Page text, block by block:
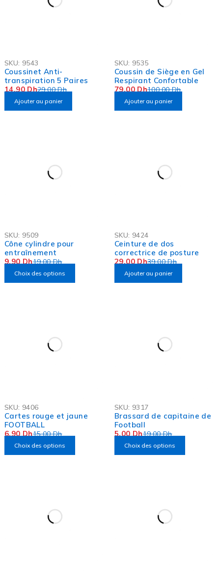
OFFRE FLASH
SKU: 9543
Coussinet Anti-
transpiration 5 Paires
29,00Dh
14,90 Dh
Ajouter au panier
OFFRE FLASH
SKU: 9535
Coussin de Siège en Gel
Respirant Confortable
100,00Dh
79,00 Dh
Ajouter au panier
SKU: 9509
Cône cylindre pour
entraînement
19,00Dh
9,90 Dh
Choix des options
SKU: 9424
Ceinture de dos
correctrice de posture
39,00Dh
29,00 Dh
Ajouter au panier
OFFRE FLASH
SKU: 9406
Cartes rouge et jaune
FOOTBALL
15,00Dh
6,90 Dh
Choix des options
OFFRE FLASH
SKU: 9317
Brassard de capitaine de
Football
19,00Dh
5,00 Dh
Choix des options